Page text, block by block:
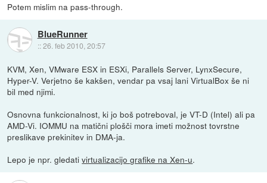
Potem mislim na pass-through.
BlueRunner
::26. feb 2010, 20:57
KVM, Xen, VMware ESX in ESXi, Parallels Server, LynxSecure,
Hyper-V. Verjetno še kakšen, vendar pa vsaj lani VirtualBox še ni
bil med njimi.
Osnovna funkcionalnost, ki jo boš potreboval, je VT-D (Intel) ali pa
AMD-Vi. IOMMU na matični plošči mora imeti možnost tovrstne
preslikave prekinitev in DMA-ja.
Lepo je npr. gledativirtualizacijo grafike na Xen-u.